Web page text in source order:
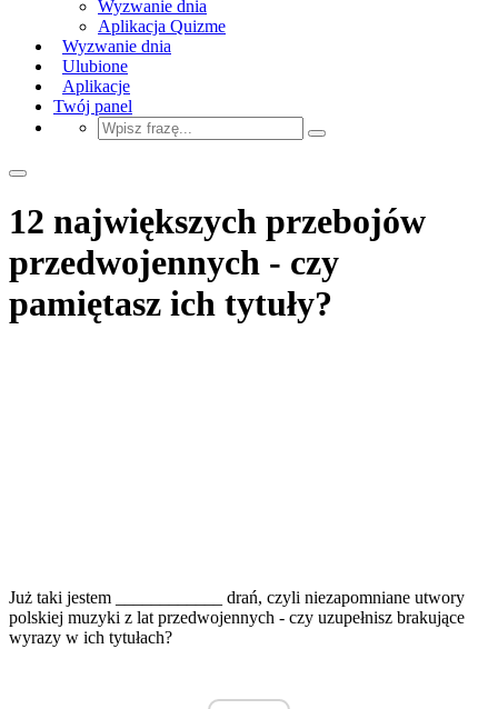
Wyzwanie dnia
Aplikacja Quizme
Wyzwanie dnia
Ulubione
Aplikacje
Twój panel
12 największych przebojów
przedwojennych - czy
pamiętasz ich tytuły?
Już taki jestem ____________ drań, czyli niezapomniane utwory
polskiej muzyki z lat przedwojennych - czy uzupełnisz brakujące
wyrazy w ich tytułach?